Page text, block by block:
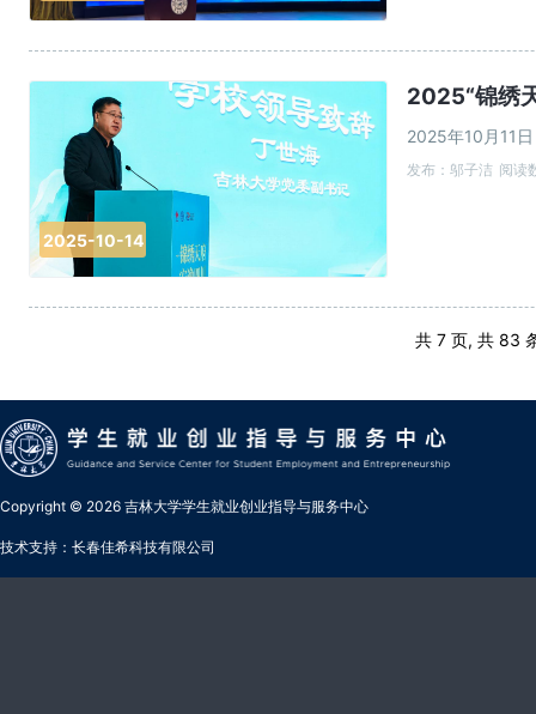
2025-10-14
2025“锦绣
2025年10月11
发布：邬子洁 阅读
共 7 页, 共 83
Copyright © 2026 吉林大学学生就业创业指导与服务中心
技术支持：长春佳希科技有限公司